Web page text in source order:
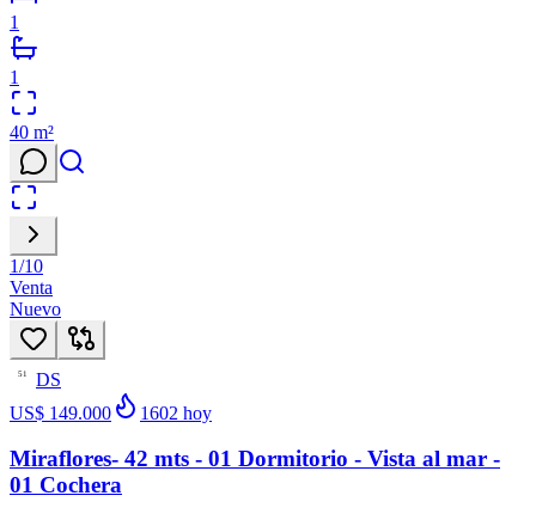
1
1
40 m²
1/10
Venta
Nuevo
51
DS
US$ 149.000
1602 hoy
Miraflores- 42 mts - 01 Dormitorio - Vista al mar -
01 Cochera